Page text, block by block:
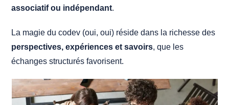
associatif ou indépendant.
La magie du codev (oui, oui) réside dans la richesse des
perspectives, expériences et savoirs, que les
échanges structurés favorisent.